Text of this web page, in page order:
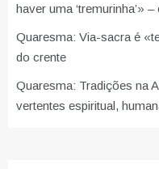
haver uma ‘tremurinha’»
Quaresma: Via-sacra é
do crente
Quaresma: Tradições na
vertentes espiritual,